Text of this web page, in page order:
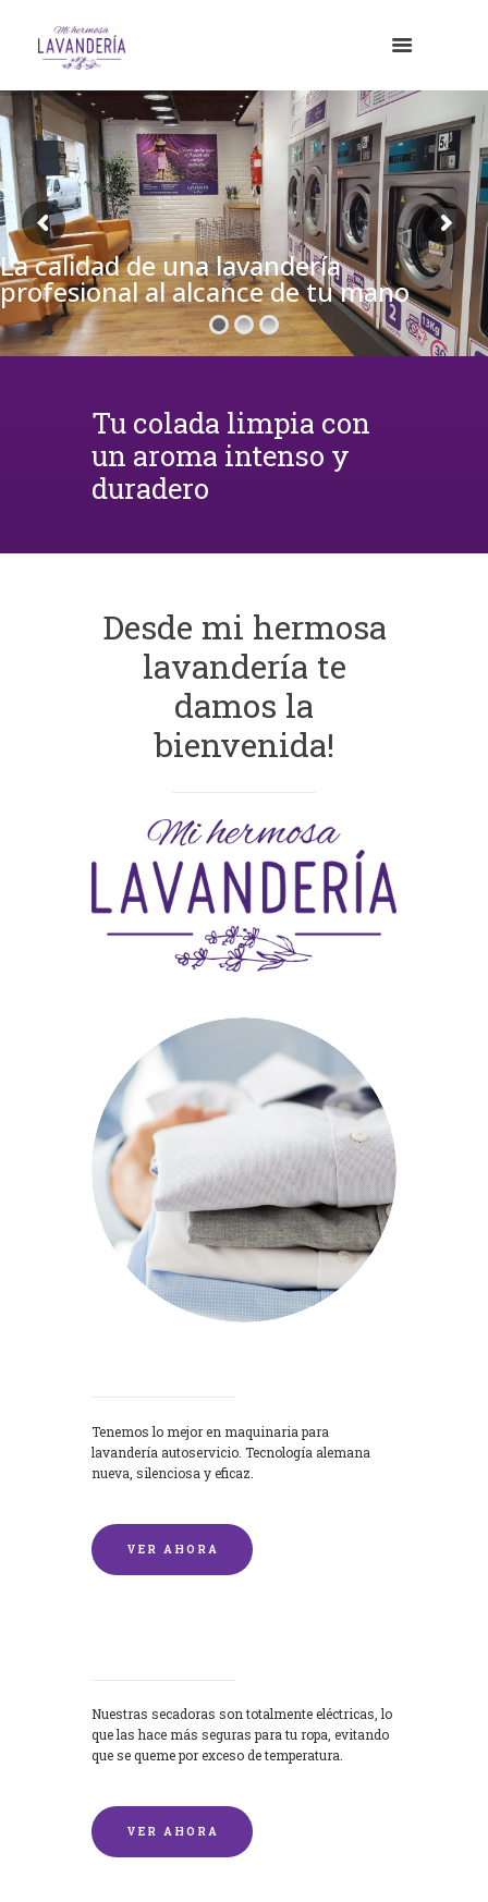
La calidad de una lavandería
profesional al alcance de tu mano
Tu colada limpia con
un aroma intenso y
duradero
Desde mi hermosa
lavandería te
damos la
bienvenida!
Tenemos lo mejor en maquinaria para
lavandería autoservicio. Tecnología alemana
nueva, silenciosa y eficaz.
VER AHORA
Nuestras secadoras son totalmente eléctricas, lo
que las hace más seguras para tu ropa, evitando
que se queme por exceso de temperatura.
VER AHORA